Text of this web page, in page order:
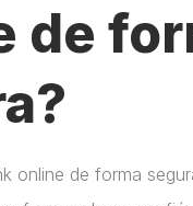
de
online de forma